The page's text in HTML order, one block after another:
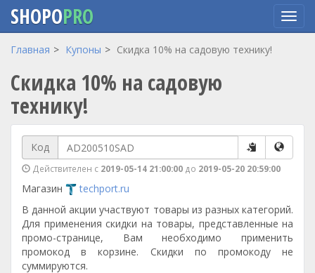
Перейти
основному
содержанию
SHOPOPRO
Главная Купоны Скидка 10% на садовую технику!
Скидка 10% на садовую
технику!
Код
Действителен с 2019-05-14 21:00:00 до 2019-05-20 20:59:00
Магазин
techport.ru
В данной акции участвуют товары из разных категорий.
Для применения скидки на товары, представленные на
промо-странице, Вам необходимо применить
промокод в корзине. Скидки по промокоду не
суммируются.